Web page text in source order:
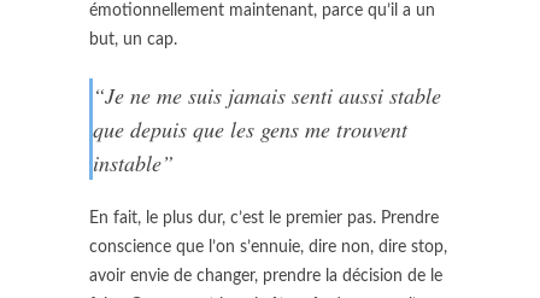
émotionnellement maintenant, parce qu’il a un
but, un cap.
“Je ne me suis jamais senti aussi stable
que depuis que les gens me trouvent
instable”
En fait, le plus dur, c’est le premier pas. Prendre
conscience que l’on s’ennuie, dire non, dire stop,
avoir envie de changer, prendre la décision de le